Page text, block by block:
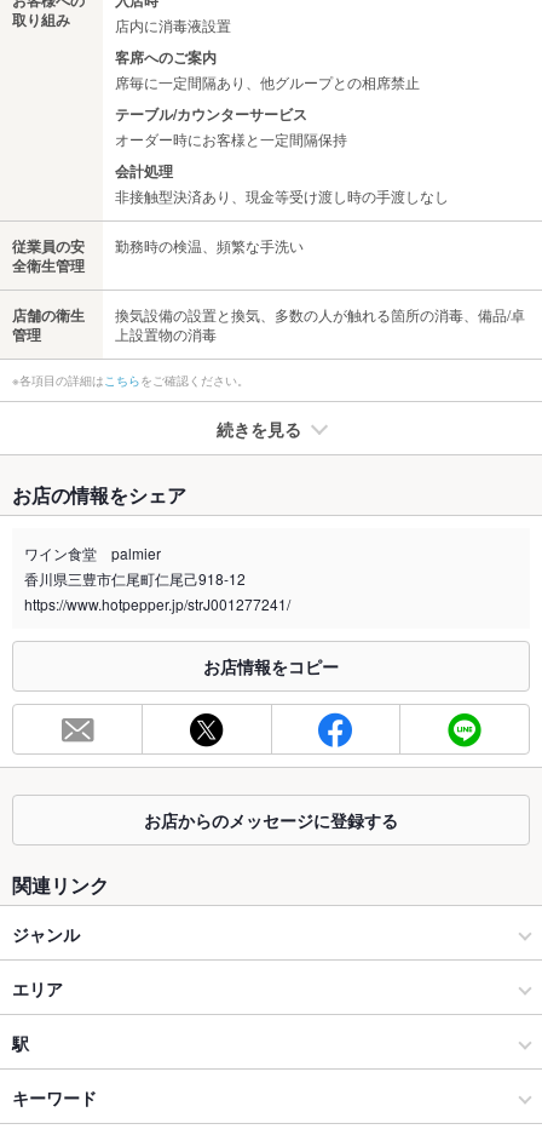
取り組み
店内に消毒液設置
客席へのご案内
席毎に一定間隔あり、他グループとの相席禁止
テーブル/カウンターサービス
オーダー時にお客様と一定間隔保持
会計処理
非接触型決済あり、現金等受け渡し時の手渡しなし
従業員の安
全衛生管理
勤務時の検温、頻繁な手洗い
店舗の衛生
管理
換気設備の設置と換気、多数の人が触れる箇所の消毒、備品/卓
上設置物の消毒
※各項目の詳細はこちらをご確認ください。
続きを見る
禁煙・喫煙
全席禁煙
喫煙専用室 なし
合わせください。
お席
36席(店内席20席、テラス席16席)
容人数
個室 なし
座敷
掘りごたつ
カウンター
ソファー
テラス席
お店の情報をシェア
ワイン食堂 palmier
香川県三豊市仁尾町仁尾己918-12
https://www.hotpepper.jp/strJ001277241/
お店情報をコピー
お店からのメッセージに登録する
関連リンク
ジャンル
イタリアン・フレンチ
フレンチ
坂出・香川県その他 × イタリアン・フレンチ
エリア
三豊市
三豊市 × イタリアン・フレンチ
駅
観音寺駅
キーワード